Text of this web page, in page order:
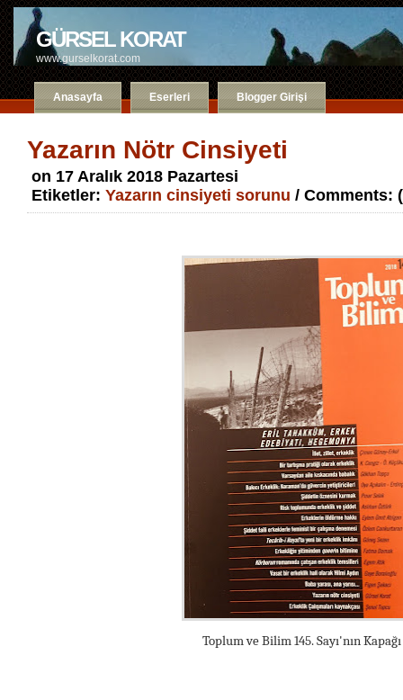
GÜRSEL KORAT
www.gurselkorat.com
Anasayfa Eserleri Blogger Girişi
Yazarın Nötr Cinsiyeti
on 17 Aralık 2018 Pazartesi
Etiketler: Yazarın cinsiyeti sorunu / Comments: (
Toplum ve Bilim 145. Sayı'nın Kapağı